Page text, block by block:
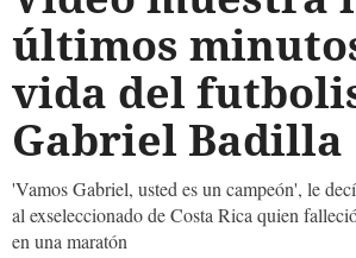
últimos
vida del
Gabriel Badilla
'Vamos Gabriel, usted es un campeón', le
al exseleccionado de Costa Rica quien
en una maratón